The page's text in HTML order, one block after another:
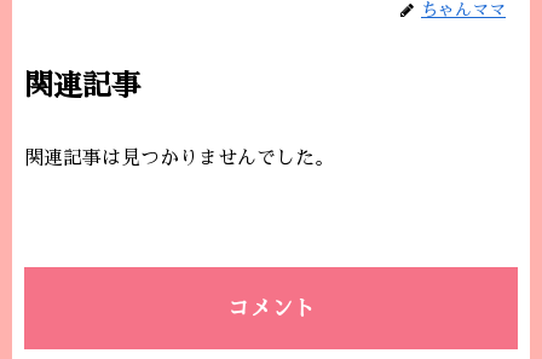
ちゃんママ
関連記事
関連記事は見つかりませんでした。
コメント